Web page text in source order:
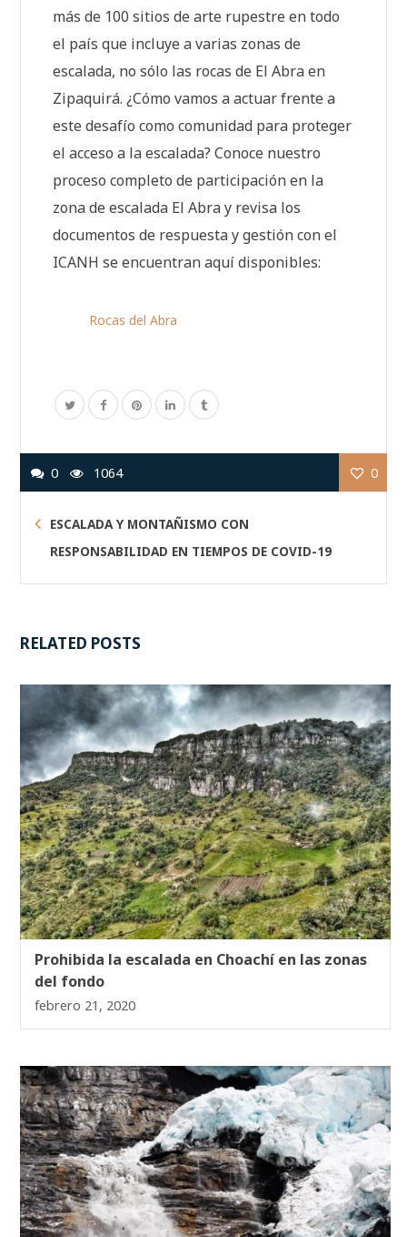
más de 100 sitios de arte rupestre en todo
el país que incluye a varias zonas de
escalada, no sólo las rocas de El Abra en
Zipaquirá. ¿Cómo vamos a actuar frente a
este desafío como comunidad para proteger
el acceso a la escalada? Conoce nuestro
proceso completo de participación en la
zona de escalada El Abra y revisa los
documentos de respuesta y gestión con el
ICANH se encuentran aquí disponibles:
Rocas del Abra
0 1064 0
ESCALADA Y MONTAÑISMO CON
RESPONSABILIDAD EN TIEMPOS DE COVID-19
RELATED POSTS
Prohibida la escalada en Choachí en las zonas
del fondo
febrero 21, 2020